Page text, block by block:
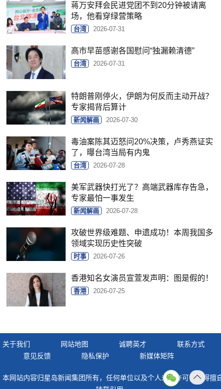
蒋万安拜会民进党团不到20分钟被请离
场，他看穿绿营策略
台湾 2026-07-31
高市早苗感谢各国慰问“独漏赖清德”
台湾 2026-07-31
特朗普刚停火，伊朗为何反而主动开战？
专家揭背后算计
新闻解画 2026-07-30
毒油案陈其迈怒问20%决策，卢秀燕证实
了，曝台湾当局有内鬼
台湾 2026-07-28
美军武器快打光了？高端武器库存告急，
专家最怕一事发生
新闻解画 2026-07-28
攻破世界级难题、申遗成功！本周我国多
领域实现历史性突破
时事 2026-07-26
香港知名女演员宣萱发声明：图是假的！
香港 2026-07-25
关于我们 网站地图 诚聘英才
联系方式
意见反馈
隐私保护 新媒体矩阵
本网站内容归星岛新闻集团所有，任何单位以及个人未经许可，不得擅